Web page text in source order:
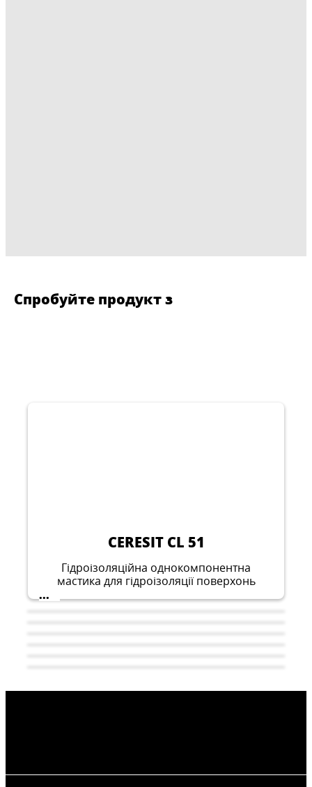
Спробуйте продукт з
CERESIT CL 51
Гідроізоляційна однокомпонентна
мастика для гідроізоляції поверхонь
всередині приміщень, які експлуатуються
у вологому середовищі, окрім басейнів
...